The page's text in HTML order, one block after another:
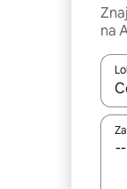
na